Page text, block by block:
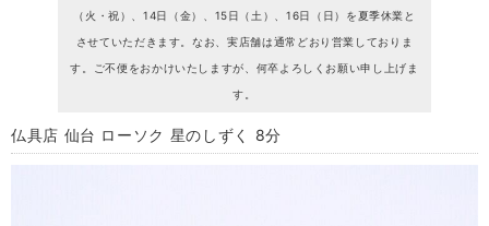
（火・祝）、14日（金）、15日（土）、16日（日）を夏季休業と
させていただきます。なお、実店舗は通常どおり営業しておりま
す。ご不便をおかけいたしますが、何卒よろしくお願い申し上げま
す。
仏具店 仙台 ローソク 星のしずく 8分